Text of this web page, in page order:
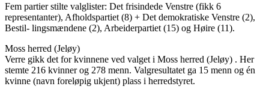
Fem partier stilte valglister: Det frisindede Venstre (fikk 6
representanter), Afholdspartiet (8) + Det demokratiske Venstre (2),
Bestil- lingsmændene (2), Arbeiderpartiet (15) og Høire (11).
Moss herred (Jeløy)
Verre gikk det for kvinnene ved valget i Moss herred (Jeløy) . Her
stemte 216 kvinner og 278 menn. Valgresultatet ga 15 menn og én
kvinne (navn foreløpig ukjent) plass i herredstyret.